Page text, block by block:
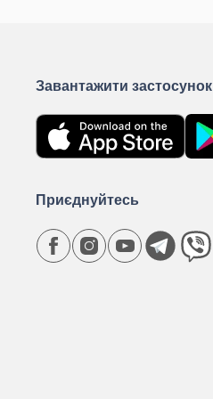
Завантажити застосунок
Приєднуйтесь